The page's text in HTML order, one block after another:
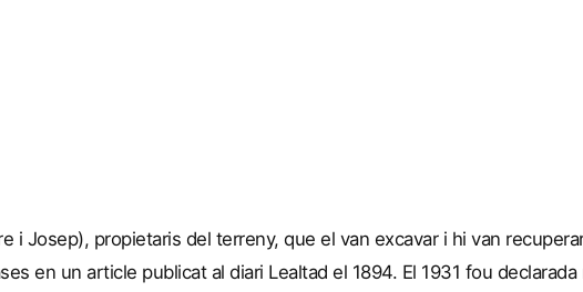
i Josep), propietaris del terreny, que el van excavar i hi van
en un article publicat al diari Lealtad el 1894. El 1931 fou